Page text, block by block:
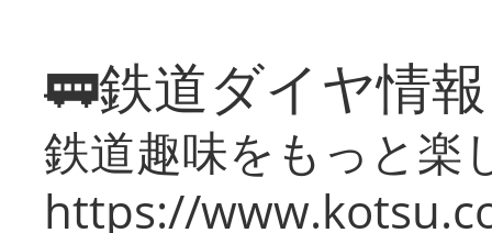
🚃鉄道ダイヤ情
鉄道趣味をもっと楽
https://